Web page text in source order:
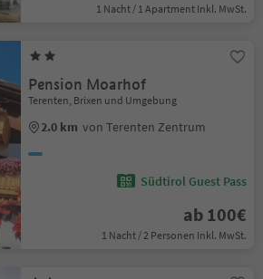
1 Nacht / 1 Apartment Inkl. MwSt.
Pension Moarhof
Terenten, Brixen und Umgebung
2.0 km von Terenten Zentrum
Südtirol Guest Pass
ab 100€
1 Nacht / 2 Personen Inkl. MwSt.